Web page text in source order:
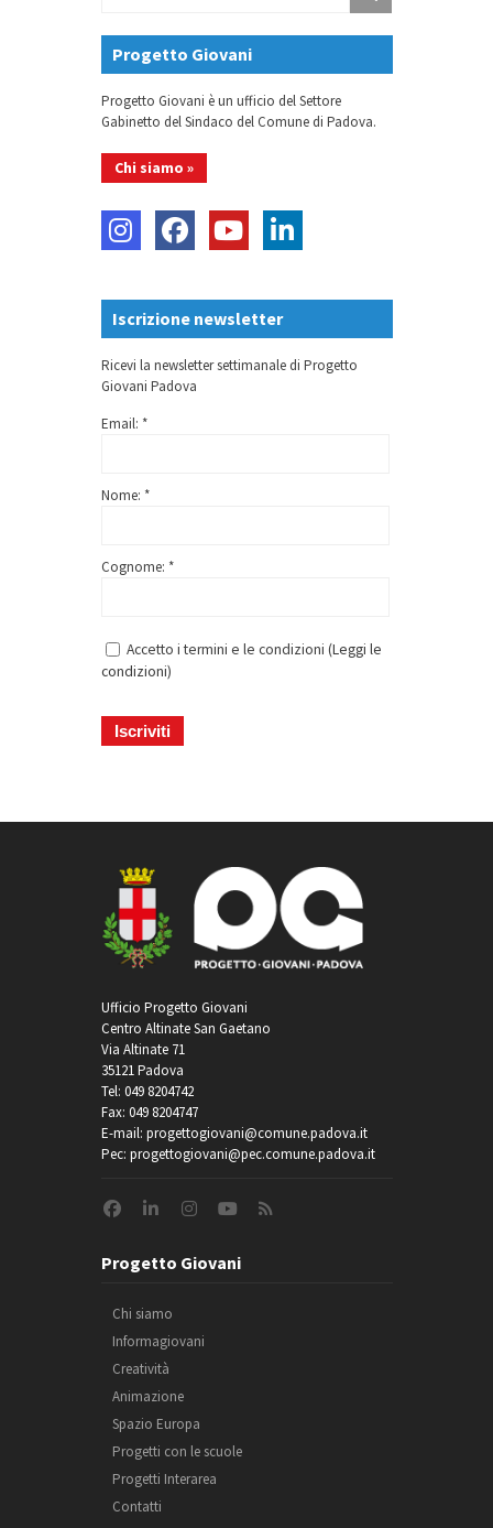
Progetto Giovani
Progetto Giovani è un ufficio del Settore
Gabinetto del Sindaco del Comune di Padova.
Chi siamo »
Iscrizione newsletter
Ricevi la newsletter settimanale di Progetto
Giovani Padova
Email: *
Nome: *
Cognome: *
Accetto i termini e le condizioni (Leggi le
condizioni)
Ufficio Progetto Giovani
Centro Altinate San Gaetano
Via Altinate 71
35121 Padova
Tel: 049 8204742
Fax: 049 8204747
E-mail: progettogiovani@comune.padova.it
Pec: progettogiovani@pec.comune.padova.it
Progetto Giovani
Chi siamo
Informagiovani
Creatività
Animazione
Spazio Europa
Progetti con le scuole
Progetti Interarea
Contatti